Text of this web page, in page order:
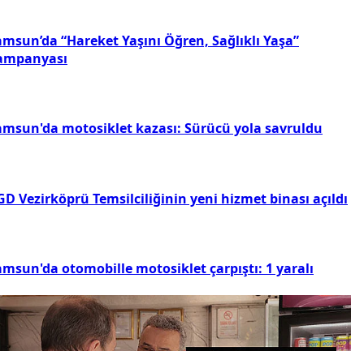
“Hareket Yaşını Öğren, Sağlıklı Yaşa”
motosiklet kazası: Sürücü yola savruldu
Vezirköprü Temsilciliğinin yeni hizmet binası açıldı
otomobille motosiklet çarpıştı: 1 yaralı